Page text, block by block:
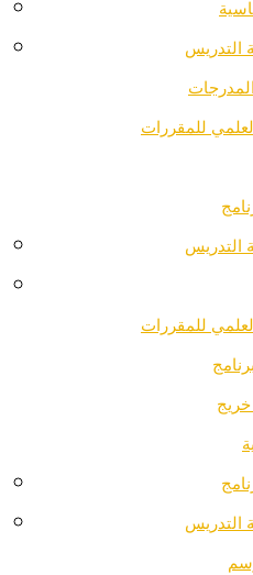
التدريس
للمقررات
التدريس
للمقررات
التدريس